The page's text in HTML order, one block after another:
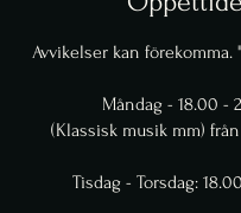
Avvikelser kan förekomma.
Måndag - 18.00 -
(Klassisk musik mm)
Tisdag - Torsdag: